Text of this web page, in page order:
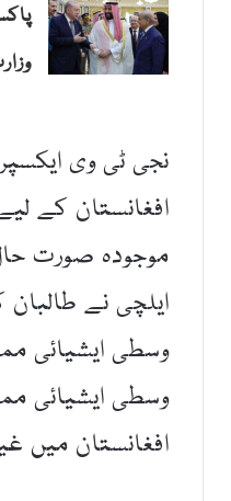
نجی ٹی وی
افغانستان کے
موجودہ صورت
ایلچی نے
وسطی ایشیائی
وسطی ایشیائی
افغانستان میں